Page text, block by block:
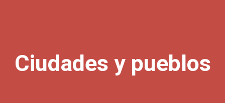
Ciudades y pueblos